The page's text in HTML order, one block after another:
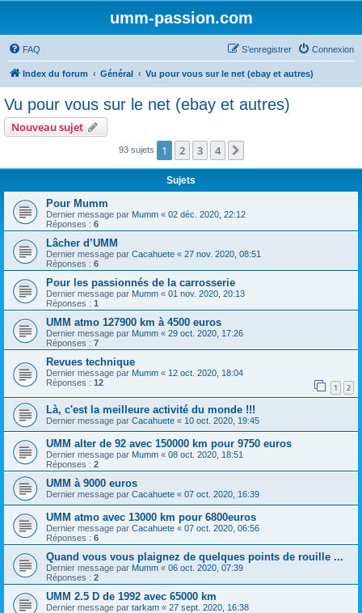
umm-passion.com
FAQ Connexion
S’enregistrer
Index du forum Général Vu pour vous sur le net (ebay et autres)
Vu pour vous sur le net (ebay et autres)
Nouveau sujet
93 sujets 1 2 3 4
Sujets
Pour Mumm
Dernier message par Mumm « 02 déc. 2020, 22:12
Réponses : 6
Lâcher d’UMM
Dernier message par Cacahuete « 27 nov. 2020, 08:51
Réponses : 6
Pour les passionnés de la carrosserie
Dernier message par Mumm « 01 nov. 2020, 20:13
Réponses : 1
UMM atmo 127900 km à 4500 euros
Dernier message par Mumm « 29 oct. 2020, 17:26
Réponses : 7
Revues technique
Dernier message par Mumm « 12 oct. 2020, 18:04
Réponses : 12 1 2
Là, c'est la meilleure activité du monde !!!
Dernier message par Cacahuete « 10 oct. 2020, 19:45
UMM alter de 92 avec 150000 km pour 9750 euros
Dernier message par Mumm « 08 oct. 2020, 18:51
Réponses : 2
UMM à 9000 euros
Dernier message par Cacahuete « 07 oct. 2020, 16:39
UMM atmo avec 13000 km pour 6800euros
Dernier message par Cacahuete « 07 oct. 2020, 06:56
Réponses : 6
Quand vous vous plaignez de quelques points de rouille ...
Dernier message par Mumm « 06 oct. 2020, 07:39
Réponses : 2
UMM 2.5 D de 1992 avec 65000 km
Dernier message par tarkam « 27 sept. 2020, 16:38